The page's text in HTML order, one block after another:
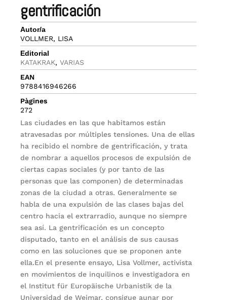
gentrificación
Autor/a
VOLLMER, LISA
Editorial
KATAKRAK,VARIAS
EAN
9788416946266
Pàgines
272
Las ciudades en las que habitamos están
atravesadas por múltiples tensiones. Una de ellas
ha recibido el nombre de gentrificación, y trata
de nombrar a aquellos procesos de expulsión de
ciertas capas sociales (y por tanto de las
personas que las componen) de determinadas
zonas de la ciudad a otras. Generalmente se
habla de una expulsión de las clases bajas del
centro hacia el extrarradio, aunque no siempre
sea así. La gentrificación es un concepto
disputado, tanto en el análisis de sus causas
como en las soluciones que se proponen ante
ella.En el presente ensayo, Lisa Vollmer, activista
en movimientos de inquilinos e investigadora en
el Institut für Europäische Urbanistik de la
Universidad de Weimar, consigue aunar por